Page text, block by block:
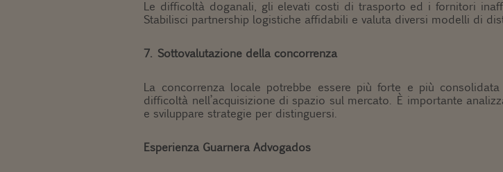
Le difficoltà doganali, gli elevati costi di trasporto ed i fornitori
Stabilisci partnership logistiche affidabili e valuta diversi modelli di
7. Sottovalutazione della concorrenza
La concorrenza locale potrebbe essere più forte e più
difficoltà nell’acquisizione di spazio sul mercato. È importante
e sviluppare strategie per distinguersi.
Esperienza Guarnera Advogados